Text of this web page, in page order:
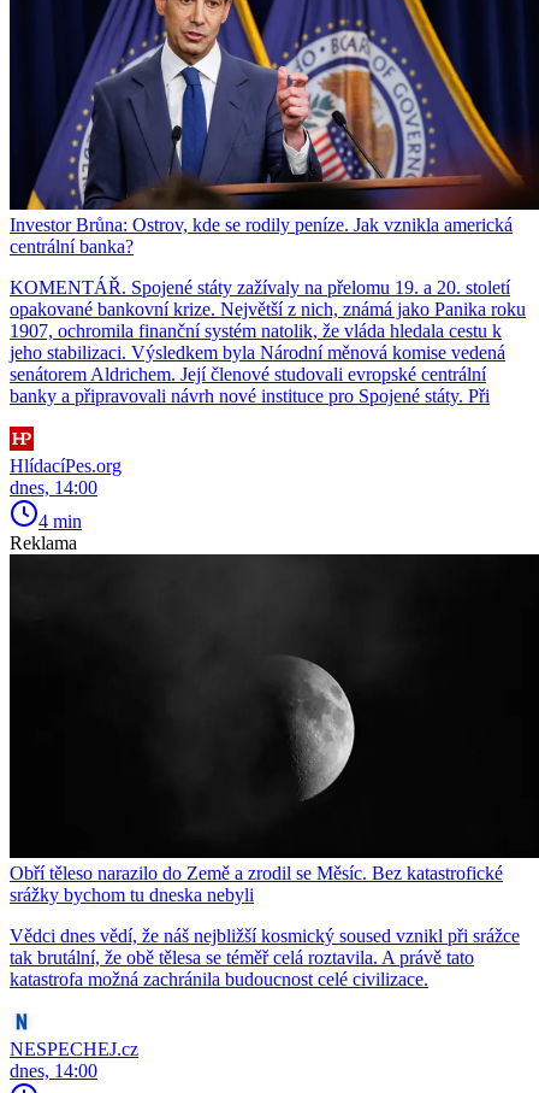
Investor Brůna: Ostrov, kde se rodily peníze. Jak vznikla americká
centrální banka?
KOMENTÁŘ. Spojené státy zažívaly na přelomu 19. a 20. století
opakované bankovní krize. Největší z nich, známá jako Panika roku
1907, ochromila finanční systém natolik, že vláda hledala cestu k
jeho stabilizaci. Výsledkem byla Národní měnová komise vedená
senátorem Aldrichem. Její členové studovali evropské centrální
banky a připravovali návrh nové instituce pro Spojené státy. Při
HlídacíPes.org
dnes, 14:00
4 min
Reklama
Obří těleso narazilo do Země a zrodil se Měsíc. Bez katastrofické
srážky bychom tu dneska nebyli
Vědci dnes vědí, že náš nejbližší kosmický soused vznikl při srážce
tak brutální, že obě tělesa se téměř celá roztavila. A právě tato
katastrofa možná zachránila budoucnost celé civilizace.
NESPECHEJ.cz
dnes, 14:00